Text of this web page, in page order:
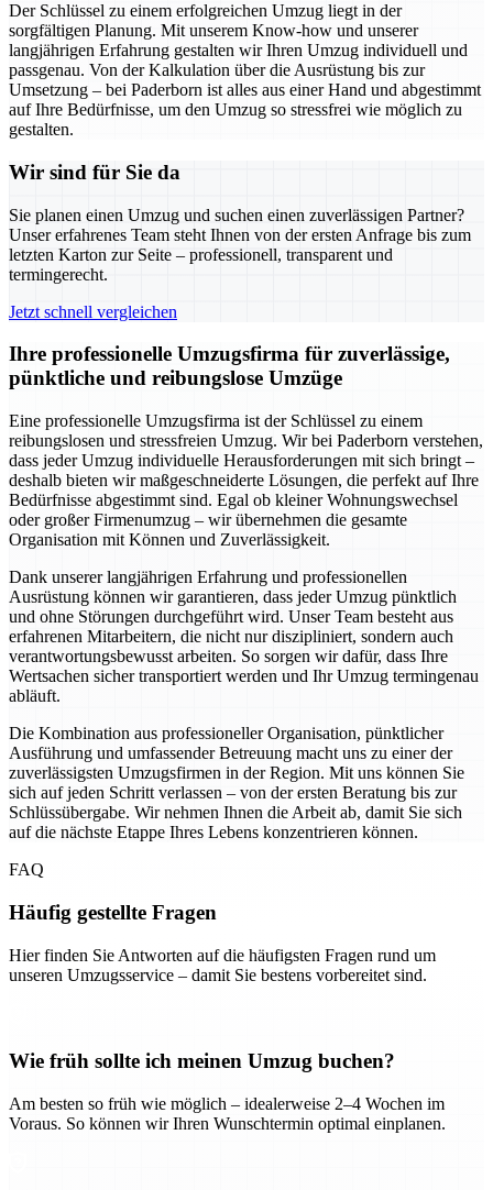
Der Schlüssel zu einem erfolgreichen Umzug liegt in der
sorgfältigen Planung. Mit unserem Know-how und unserer
langjährigen Erfahrung gestalten wir Ihren Umzug individuell und
passgenau. Von der Kalkulation über die Ausrüstung bis zur
Umsetzung – bei Paderborn ist alles aus einer Hand und abgestimmt
auf Ihre Bedürfnisse, um den Umzug so stressfrei wie möglich zu
gestalten.
Wir sind für Sie da
Sie planen einen Umzug und suchen einen zuverlässigen Partner?
Unser erfahrenes Team steht Ihnen von der ersten Anfrage bis zum
letzten Karton zur Seite – professionell, transparent und
termingerecht.
Jetzt schnell vergleichen
Ihre professionelle Umzugsfirma für zuverlässige,
pünktliche und reibungslose Umzüge
Eine professionelle Umzugsfirma ist der Schlüssel zu einem
reibungslosen und stressfreien Umzug. Wir bei Paderborn verstehen,
dass jeder Umzug individuelle Herausforderungen mit sich bringt –
deshalb bieten wir maßgeschneiderte Lösungen, die perfekt auf Ihre
Bedürfnisse abgestimmt sind. Egal ob kleiner Wohnungswechsel
oder großer Firmenumzug – wir übernehmen die gesamte
Organisation mit Können und Zuverlässigkeit.
Dank unserer langjährigen Erfahrung und professionellen
Ausrüstung können wir garantieren, dass jeder Umzug pünktlich
und ohne Störungen durchgeführt wird. Unser Team besteht aus
erfahrenen Mitarbeitern, die nicht nur diszipliniert, sondern auch
verantwortungsbewusst arbeiten. So sorgen wir dafür, dass Ihre
Wertsachen sicher transportiert werden und Ihr Umzug termingenau
abläuft.
Die Kombination aus professioneller Organisation, pünktlicher
Ausführung und umfassender Betreuung macht uns zu einer der
zuverlässigsten Umzugsfirmen in der Region. Mit uns können Sie
sich auf jeden Schritt verlassen – von der ersten Beratung bis zur
Schlüssübergabe. Wir nehmen Ihnen die Arbeit ab, damit Sie sich
auf die nächste Etappe Ihres Lebens konzentrieren können.
FAQ
Häufig gestellte Fragen
Hier finden Sie Antworten auf die häufigsten Fragen rund um
unseren Umzugsservice – damit Sie bestens vorbereitet sind.
Wie früh sollte ich meinen Umzug buchen?
Am besten so früh wie möglich – idealerweise 2–4 Wochen im
Voraus. So können wir Ihren Wunschtermin optimal einplanen.